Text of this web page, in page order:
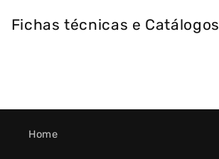
Fichas técnicas e Catálogos
Home